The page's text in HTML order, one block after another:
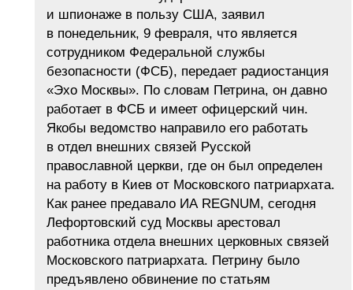
и шпионаже в пользу США, заявил
в понедельник, 9 февраля, что является
сотрудником Федеральной службы
безопасности (ФСБ), передает радиостанция
«Эхо Москвы». По словам Петрина, он давно
работает в ФСБ и имеет офицерский чин.
Якобы ведомство направило его работать
в отдел внешних связей Русской
православной церкви, где он был определен
на работу в Киев от Московского патриархата.
Как ранее предавало ИА REGNUM, сегодня
Лефортовский суд Москвы арестовал
работника отдела внешних церковных связей
Московского патриархата. Петрину было
предъявлено обвинение по статьям